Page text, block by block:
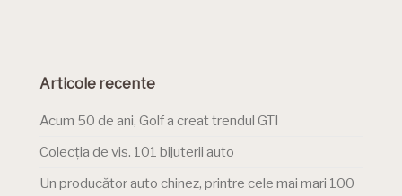
Articole recente
Acum 50 de ani, Golf a creat trendul GTI
Colecția de vis. 101 bijuterii auto
Un producător auto chinez, printre cele mai mari 100